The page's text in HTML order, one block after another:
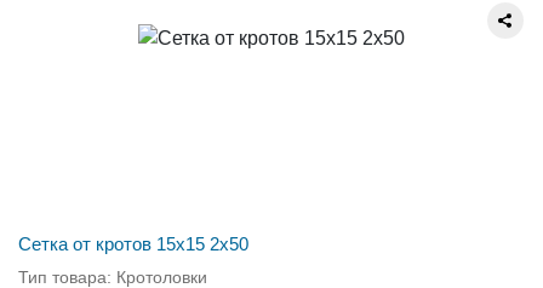
Сетка от кротов 15х15 2х50
Тип товара: Кротоловки